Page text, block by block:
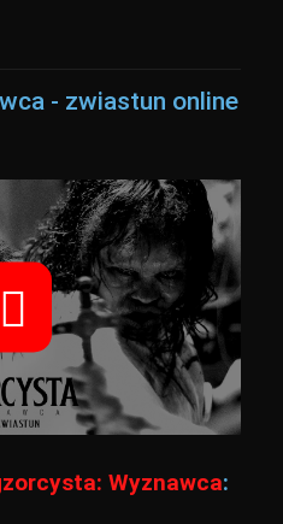
- zwiastun online
Wyznawca: